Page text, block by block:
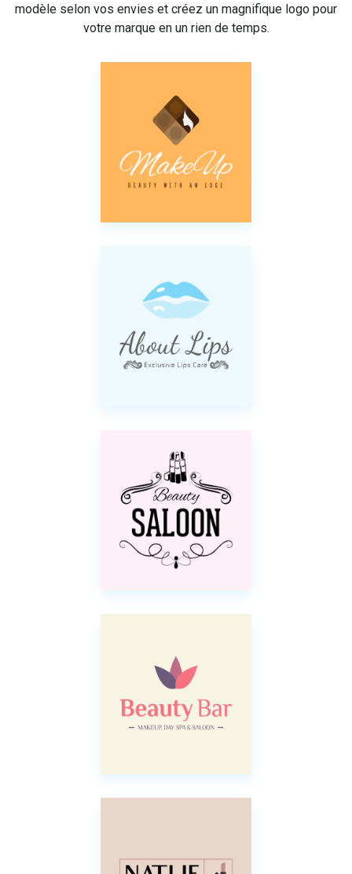
modèle selon vos envies et créez un magnifique logo pour
votre marque en un rien de temps.